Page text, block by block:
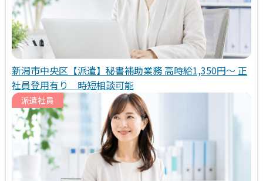
新潟市中央区【派遣】秘書補助業務 高時給1,350円～ 正
社員登用有り 時短相談可能
派遣社員